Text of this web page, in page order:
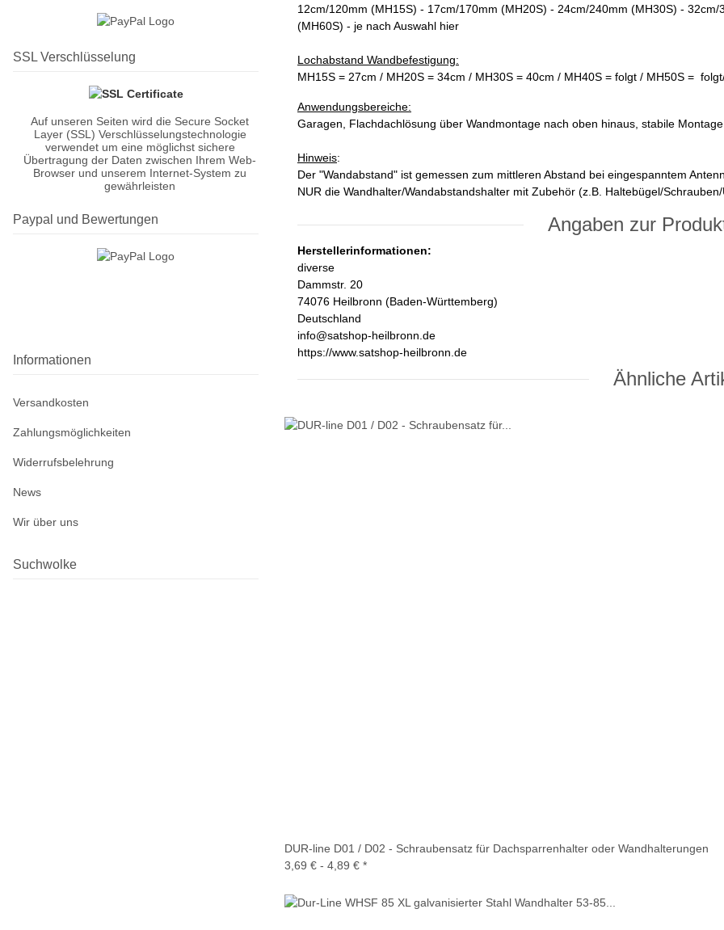
12cm/120mm (MH15S) - 17cm/170mm (MH20S) - 24cm/240mm (MH30S) -
(MH60S) - je nach Auswahl hier
Lochabstand Wandbefestigung:
MH15S = 27cm / MH20S = 34cm / MH30S = 40cm / MH40S = folgt / MH50S =
Anwendungsbereiche:
Garagen, Flachdachlösung über Wandmontage nach oben hinaus, stabile
Hinweis:
Der "Wandabstand" ist gemessen zum mittleren Abstand bei eingespanntem
NUR die Wandhalter/Wandabstandshalter mit Zubehör (z.B. Haltebügel/
Angaben zur
Herstellerinformationen:
diverse
Dammstr. 20
74076 Heilbronn (Baden-Württemberg)
Deutschland
info@satshop-heilbronn.de
https://www.satshop-heilbronn.de
Ähnliche
DUR-line D01 / D02 - Schraubensatz für Dachsparrenhalter oder Wandhalterungen
3,69 € - 4,89 € *
SSL Verschlüsselung
Auf unseren Seiten wird die Secure Socket
Layer (SSL) Verschlüsselungstechnologie
verwendet um eine möglichst sichere
Übertragung der Daten zwischen Ihrem Web-
Browser und unserem Internet-System zu
gewährleisten
Paypal und Bewertungen
Informationen
Versandkosten
Zahlungsmöglichkeiten
Widerrufsbelehrung
News
Wir über uns
Suchwolke